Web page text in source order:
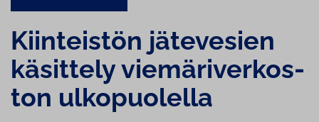
Kiinteistön jätevesien
käsittely vie­mä­ri­ver­kos­
ton ul­ko­puo­lel­la